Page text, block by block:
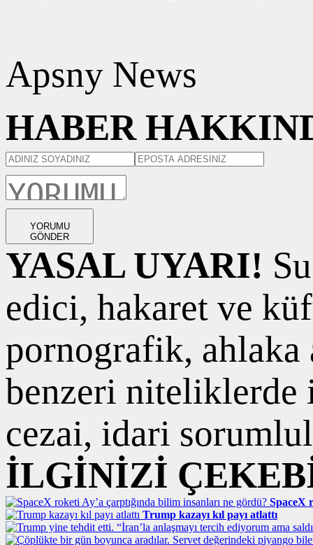
Apsny News
HABER
YORUMU
GÖNDER
YASAL UYARI!
edici, hakaret ve
pornografik, ahlaka
benzeri niteliklerde
cezai, idari
İLGİNİZİ
SpaceX
Trump kazayı kıl payı atlattı